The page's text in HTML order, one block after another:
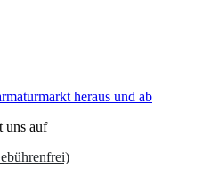
heraus und ab
uns auf